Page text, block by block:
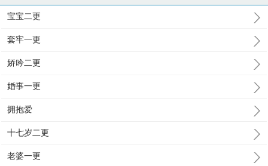
宝宝二更
套牢一更
娇吟二更
婚事一更
拥抱爱
十七岁二更
老婆一更